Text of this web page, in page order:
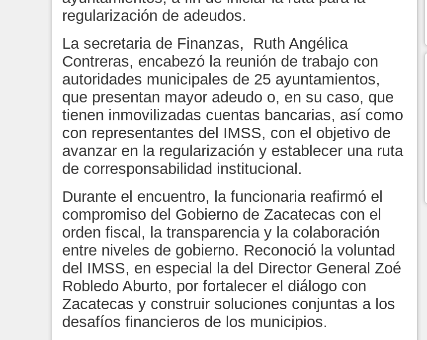
regularización de adeudos.
La secretaria de Finanzas, Ruth Angélica
Contreras, encabezó la reunión de trabajo con
autoridades municipales de 25 ayuntamientos,
que presentan mayor adeudo o, en su caso, que
tienen inmovilizadas cuentas bancarias, así como
con representantes del IMSS, con el objetivo de
avanzar en la regularización y establecer una ruta
de corresponsabilidad institucional.
Durante el encuentro, la funcionaria reafirmó el
compromiso del Gobierno de Zacatecas con el
orden fiscal, la transparencia y la colaboración
entre niveles de gobierno. Reconoció la voluntad
del IMSS, en especial la del Director General Zoé
Robledo Aburto, por fortalecer el diálogo con
Zacatecas y construir soluciones conjuntas a los
desafíos financieros de los municipios.